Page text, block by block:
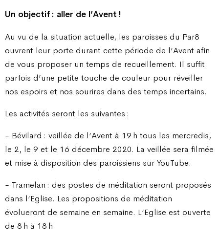
Un objectif : aller de l’Avent !
Au vu de la situation actuelle, les paroisses du Par8
ouvrent leur porte durant cette période de l’Avent afin
de vous proposer un temps de recueillement. Il suffit
parfois d’une petite touche de couleur pour réveiller
nos espoirs et nos sourires dans des temps incertains.
Les activités seront les suivantes :
- Bévilard : veillée de l’Avent à 19 h tous les mercredis,
le 2, le 9 et le 16 décembre 2020. La veillée sera filmée
et mise à disposition des paroissiens sur YouTube.
- Tramelan : des postes de méditation seront proposés
dans l’Eglise. Les propositions de méditation
évolueront de semaine en semaine. L’Eglise est ouverte
de 8 h à 18 h.